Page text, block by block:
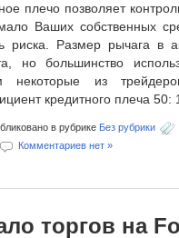
плечо позволяет
Ваших собственных
риска. Размер рычага в
но большинство
некоторые из
кредитного плеча 50:
в рубрике Без рубрики
Комментариев нет »
торгов на